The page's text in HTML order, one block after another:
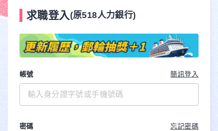
求職登入 (原518人力銀行)
帳號 簡訊登入
密碼 忘記密碼